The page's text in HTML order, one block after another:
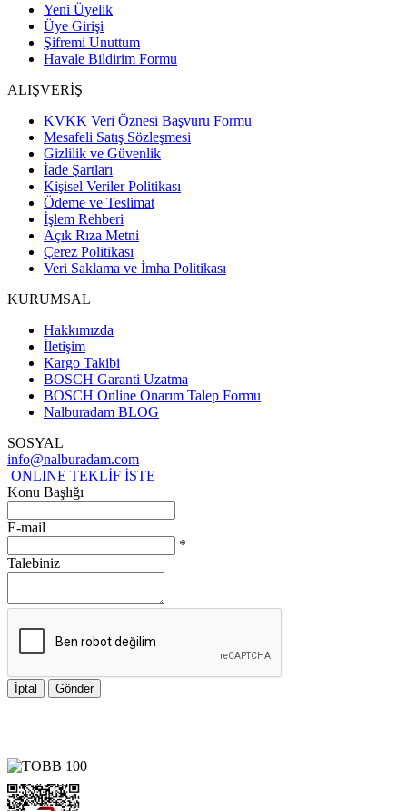
Yeni Üyelik
Üye Girişi
Şifremi Unuttum
Havale Bildirim Formu
ALIŞVERİŞ
KVKK Veri Öznesi Başvuru Formu
Mesafeli Satış Sözleşmesi
Gizlilik ve Güvenlik
İade Şartları
Kişisel Veriler Politikası
Ödeme ve Teslimat
İşlem Rehberi
Açık Rıza Metni
Çerez Politikası
Veri Saklama ve İmha Politikası
KURUMSAL
Hakkımızda
İletişim
Kargo Takibi
BOSCH Garanti Uzatma
BOSCH Online Onarım Talep Formu
Nalburadam BLOG
SOSYAL
info@nalburadam.com
ONLINE TEKLİF İSTE
Konu Başlığı
E-mail
*
Talebiniz
İptal Gönder